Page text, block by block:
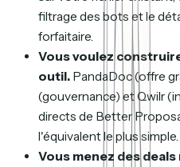
filtrage des bots et le
forfaitaire.
Vous voulez
outil. PandaDoc (offre
(gouvernance) et Qwilr
directs de Better
l'équivalent le plus simple.
Vous menez des